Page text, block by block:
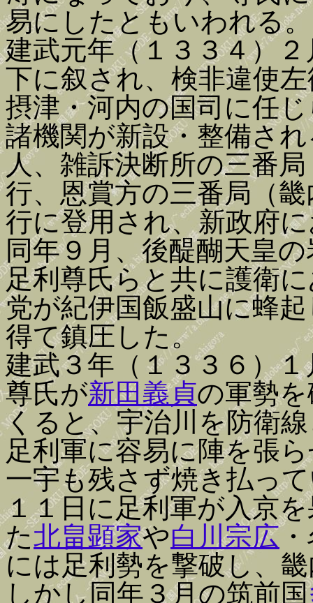
易にしたともいわれる。
建武元年（１３３４）
下に叙され、検非違使
摂津・河内の国司に任
諸機関が新設・整備さ
人、雑訴決断所の三番
行、恩賞方の三番局（
行に登用され、新政府
同年９月、後醍醐天皇
足利尊氏らと共に護衛
党が紀伊国飯盛山に蜂
得て鎮圧した。
建武３年（１３３６）
尊氏が新田義貞の軍勢
くると、宇治川を防衛
足利軍に容易に陣を張
一宇も残さず焼き払っ
１１日に足利軍が入京
た北畠顕家や白川宗広・
には足利勢を撃破し、
しかし同年３月の筑前国